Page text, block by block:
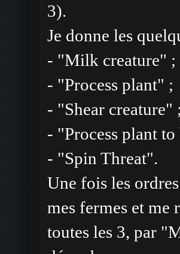
3).
Je donne les
- "Milk creature" ;
- "Process plant" ;
- "Shear creature" ;
- "Process plant to
- "Spin Threat".
Une fois les
mes fermes et me
toutes les 3, par